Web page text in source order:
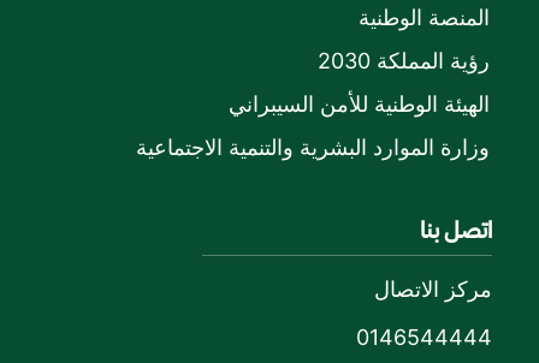
المنصة الوطنية
رؤية المملكة 2030
الهيئة الوطنية للأمن السيبراني
وزارة الموارد البشرية والتنمية الاجتماعية
اتصل بنا
مركز الاتصال
0146544444